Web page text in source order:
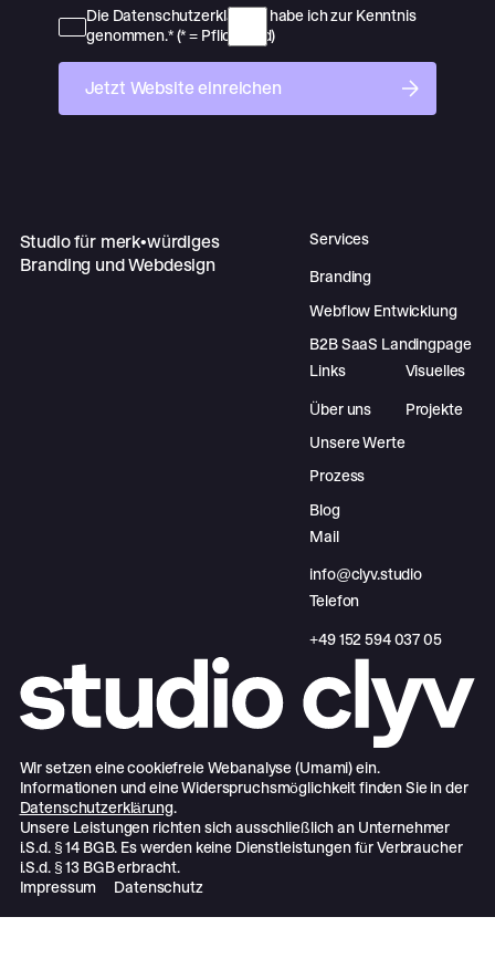
Die Datenschutzerklärung habe ich zur Kenntnis
genommen.* (* = Pflichtfeld)
Jetzt Website einreichen
Jetzt Website einreichen
Studio für merk•würdiges
Branding und Webdesign
Services
Branding
Webflow Entwicklung
B2B SaaS Landingpage
Links
Über uns
Unsere Werte
Prozess
Blog
Visuelles
Projekte
Mail
info@clyv.studio
Telefon
‪+49 152 594 037 05‬
Wir setzen eine cookiefreie Webanalyse (Umami) ein.
Informationen und eine Widerspruchsmöglichkeit finden Sie in der
Datenschutzerklärung.
Unsere Leistungen richten sich ausschließlich an Unternehmer
i.S.d. § 14 BGB. Es werden keine Dienstleistungen für Verbraucher
i.S.d. § 13 BGB erbracht.
Impressum
Datenschutz